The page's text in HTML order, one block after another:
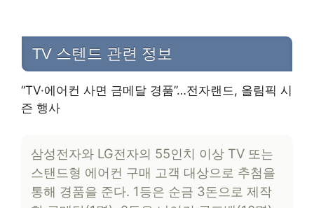
TV 스텐드 관련 정보
“TV·에어컨 사면 금메달 경품”…전자랜드, 올림픽 시
즌 행사
삼성전자와 LG전자의 55인치 이상 TV 또는
스탠드형 에어컨 구매 고객 대상으로 추첨을
통해 경품을 준다. 1등은 순금 3돈으로 제작